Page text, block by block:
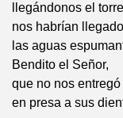
llegándonos el
nos habrían
las aguas
Bendito el Señor,
que no nos entregó
en presa a sus